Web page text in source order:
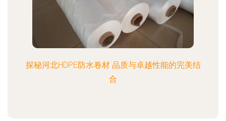
探秘河北HDPE防水卷材 品质与卓越性能的完美结
合